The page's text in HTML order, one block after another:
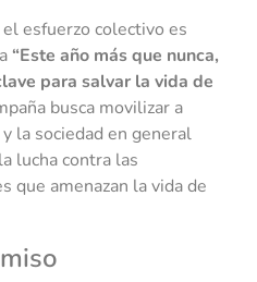
esfuerzo colectivo es
“Este año más que nunca,
para salvar la vida de
busca movilizar a
la sociedad en general
lucha contra las
que amenazan la vida de